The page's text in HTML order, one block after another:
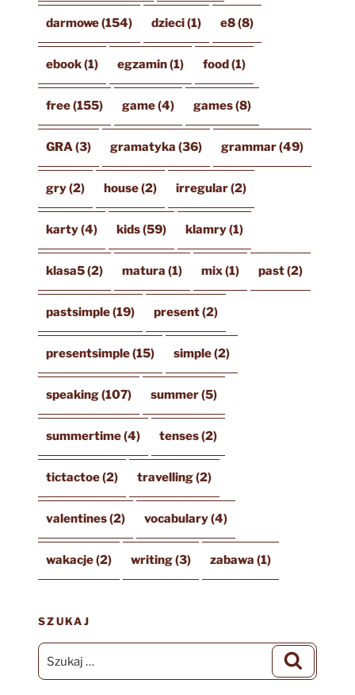
darmowe(154) dzieci(1) e8(8)
ebook(1) egzamin(1) food(1)
free(155) game(4) games(8)
GRA(3) gramatyka (36) grammar(49)
gry(2) house(2) irregular(2)
karty(4) kids(59) klamry(1)
klasa5(2) matura (1) mix(1) past(2)
pastsimple(19) present(2)
presentsimple(15) simple(2)
speaking(107) summer(5)
summertime(4) tenses(2)
tictactoe(2) travelling(2)
valentines(2) vocabulary(4)
wakacje(2) writing(3) zabawa (1)
SZUKAJ
Szukaj: